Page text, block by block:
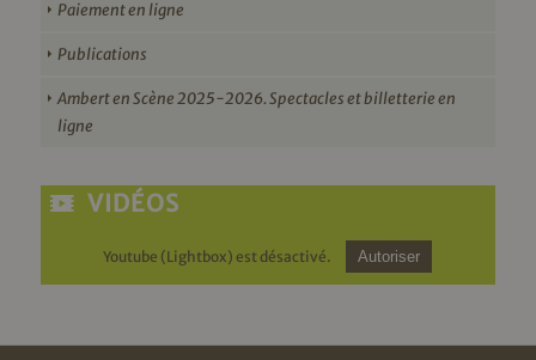
Paiement en ligne
Publications
Ambert en Scène 2025-2026. Spectacles et billetterie en
ligne
VIDÉOS
Youtube (Lightbox) est désactivé. Autoriser